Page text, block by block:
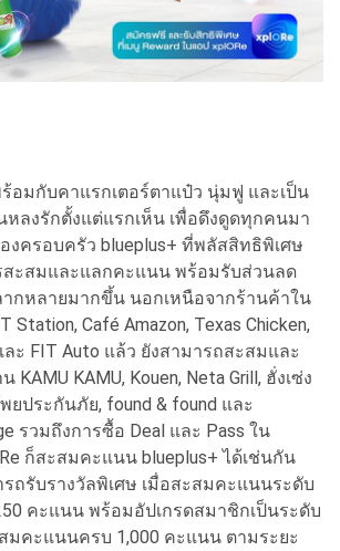
มกับคาแรกเตอร์ตาแป๋ว นุ่มฟู และเป็น
ลงรักตั้งแต่แรกเห็น เพื่อดึงดูดทุกคนมา
งครอบครัว blueplus+ ที่พลัสสิทธิพิเศษ
สะสมและแลกคะแนน พร้อมรับส่วนลด
กหลายมากขึ้น นอกเหนือจากร้านค้าใน
Station, Café Amazon, Texas Chicken,
ละ FIT Auto แล้ว ยังสามารถสะสมและ
KAMU, Kouen, Neta Grill, ฮั่งเซ่ง
ยประกันภัย, found & found และ
รวมถึงการซื้อ Deal และ Pass ใน
ก็สะสมคะแนน blueplus+ ได้เช่นกัน
ถรับรางวัลพิเศษ เมื่อสะสมคะแนนระดับ
คะแนน พร้อมอัปเกรดสมาชิกเป็นระดับ
มคะแนนครบ 1,000 คะแนน ตามระยะ